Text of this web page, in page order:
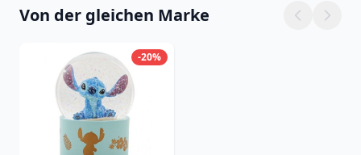
Von der gleichen Marke
-20%